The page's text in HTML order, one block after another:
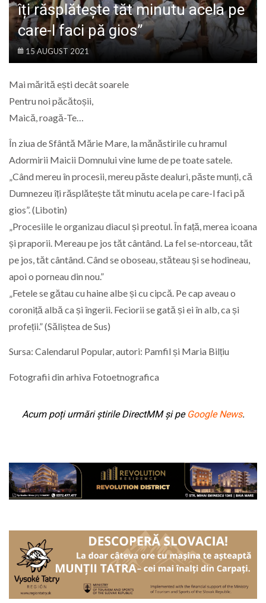
îți răsplătește tăt minutu acela pe
care-l faci pă gios”
15 AUGUST 2021
Mai mărită ești decât soarele
Pentru noi păcătoșii,
Maică, roagă-Te…
În ziua de Sfântă Mărie Mare, la mănăstirile cu hramul
Adormirii Maicii Domnului vine lume de pe toate satele.
„Când mereu în procesii, mereu păste dealuri, păste munți, că
Dumnezeu îți răsplătește tăt minutu acela pe care-l faci pă
gios”. (Libotin)
„Procesiile le organizau diacul și preotul. În față, merea icoana
și praporii. Mereau pe jos tăt cântând. La fel se-ntorceau, tăt
pe jos, tăt cântând. Când se oboseau, stăteau și se hodineau,
apoi o porneau din nou.”
„Fetele se gătau cu haine albe și cu cipcă. Pe cap aveau o
coroniță albă ca și îngerii. Feciorii se gată și ei în alb, ca și
profeții.” (Săliștea de Sus)
Sursa: Calendarul Popular, autori: Pamfil și Maria Bilțiu
Fotografii din arhiva Fotoetnografica
Acum poți urmări știrile DirectMM și pe Google News.